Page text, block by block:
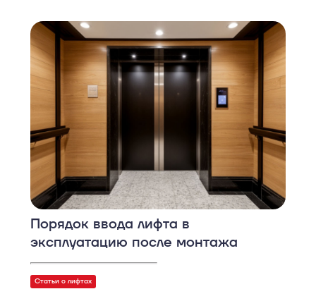
Порядок ввода лифта в
эксплуатацию после монтажа
Статьи о лифтах